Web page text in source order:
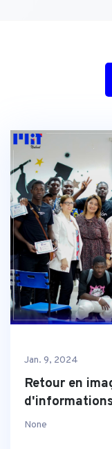
Jan. 9, 2024
Retour en
None